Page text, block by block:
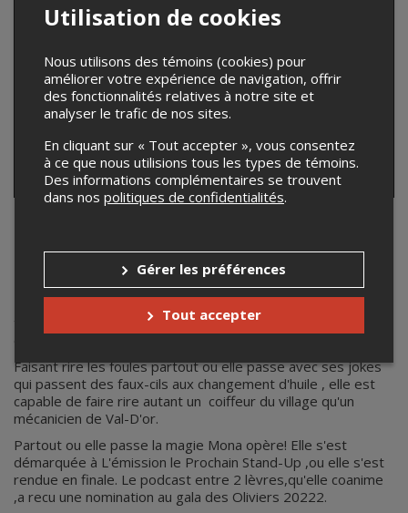
Mona De Grenoble
Mona De Grenoble, humoriste et Drag-queen de type ''
talents,dont l'animation ,le roast,le
Faisant rire les foules partout ou elle passe avec ses jokes
qui passent des faux-cils aux changement d'huile , elle est
capable de faire rire autant un coiffeur du village qu'un
mécanicien de Val-D'or.
Partout ou elle passe la magie Mona opère! Elle s'est
démarquée à L'émission le Prochain Stand-Up ,ou elle s'est
rendue en finale. Le podcast entre 2 lèvres,qu'elle coanime
,a recu une nomination au gala des Oliviers 20222.
Utilisation de cookies
Nous utilisons des témoins (cookies) pour
améliorer votre expérience de navigation, offrir
des fonctionnalités relatives à notre site et
analyser le trafic de nos sites.
En cliquant sur « Tout accepter », vous consentez
à ce que nous utilisions tous les types de témoins.
Des informations complémentaires se trouvent
dans nos politiques de confidentialités.
Gérer les préférences
Tout accepter